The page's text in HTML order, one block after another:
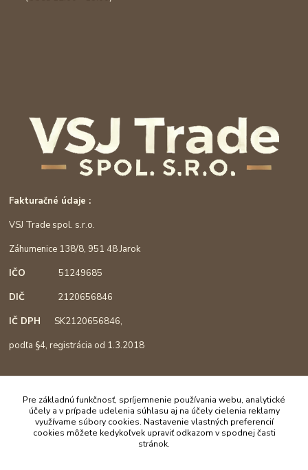
Fakturačné údaje :
VSJ Trade spol. s.r.o.
Záhumenice 138/8, 951 48 Jarok
IČO51249685
DIČ 2120656846
IČ DPHSK2120656846,
podľa §4, registrácia od 1.3.2018
Mapa :
Pre základnú funkčnosť, spríjemnenie používania webu, analytické
účely a v prípade udelenia súhlasu aj na účely cielenia reklamy
využívame súbory cookies. Nastavenie vlastných preferencií
cookies môžete kedykoľvek upraviť odkazom v spodnej časti
stránok.